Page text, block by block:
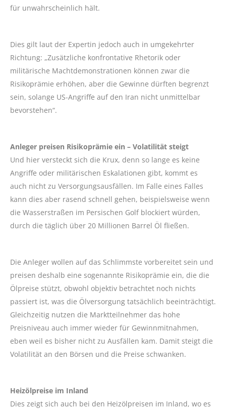
für unwahrscheinlich hält.
Dies gilt laut der Expertin jedoch auch in umgekehrter
Richtung: „Zusätzliche konfrontative Rhetorik oder
militärische Machtdemonstrationen können zwar die
Risikoprämie erhöhen, aber die Gewinne dürften begrenzt
sein, solange US-Angriffe auf den Iran nicht unmittelbar
bevorstehen“.
Anleger preisen Risikoprämie ein – Volatilität steigt
Und hier versteckt sich die Krux, denn so lange es keine
Angriffe oder militärischen Eskalationen gibt, kommt es
auch nicht zu Versorgungsausfällen. Im Falle eines Falles
kann dies aber rasend schnell gehen, beispielsweise wenn
die Wasserstraßen im Persischen Golf blockiert würden,
durch die täglich über 20 Millionen Barrel Öl fließen.
Die Anleger wollen auf das Schlimmste vorbereitet sein und
preisen deshalb eine sogenannte Risikoprämie ein, die die
Ölpreise stützt, obwohl objektiv betrachtet noch nichts
passiert ist, was die Ölversorgung tatsächlich beeinträchtigt.
Gleichzeitig nutzen die Marktteilnehmer das hohe
Preisniveau auch immer wieder für Gewinnmitnahmen,
eben weil es bisher nicht zu Ausfällen kam. Damit steigt die
Volatilität an den Börsen und die Preise schwanken.
Heizölpreise im Inland
Dies zeigt sich auch bei den Heizölpreisen im Inland, wo es